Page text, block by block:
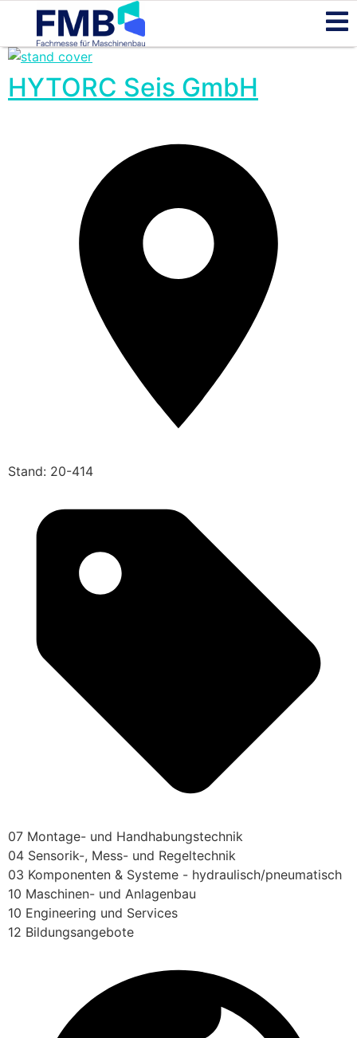
HYTORC Seis GmbH
Stand: 20-414
07 Montage- und Handhabungstechnik
04 Sensorik-, Mess- und Regeltechnik
03 Komponenten & Systeme - hydraulisch/pneumatisch
10 Maschinen- und Anlagenbau
10 Engineering und Services
12 Bildungsangebote